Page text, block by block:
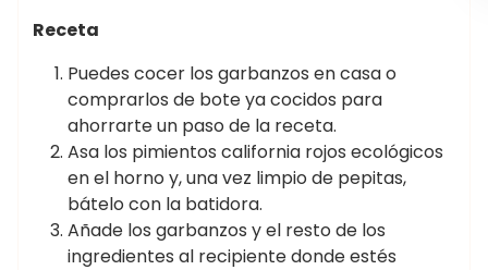
Receta
Puedes cocer los garbanzos en casa o
comprarlos de bote ya cocidos para
ahorrarte un paso de la receta.
Asa los pimientos california rojos ecológicos
en el horno y, una vez limpio de pepitas,
bátelo con la batidora.
Añade los garbanzos y el resto de los
ingredientes al recipiente donde estés